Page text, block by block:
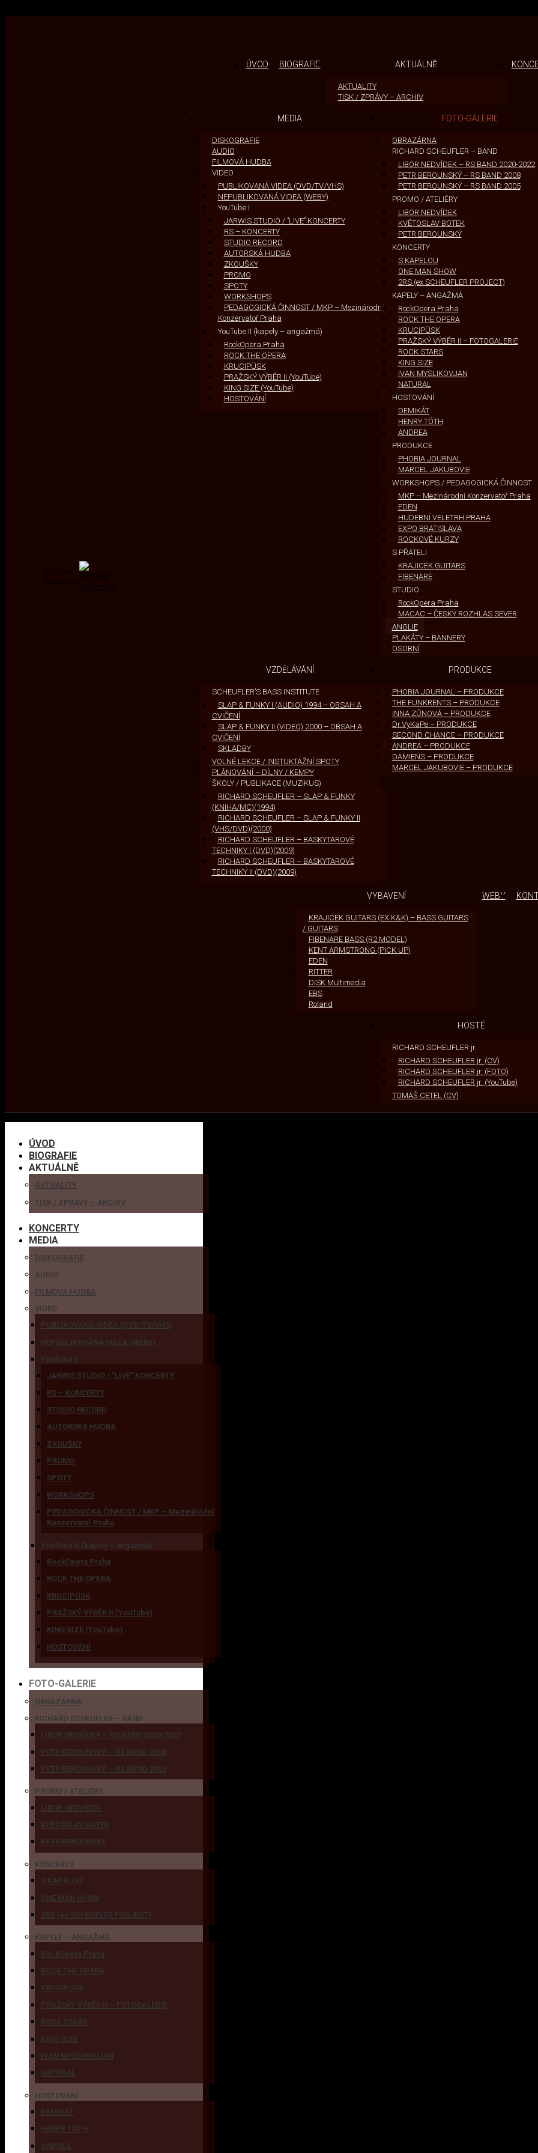
Richard
Scheufler
ÚVOD BIOGRAFIE AKTUÁLNĚ
AKTUALITY
TISK / ZPRÁVY – ARCHIV
MEDIA
DISKOGRAFIE
AUDIO
FILMOVÁ HUDBA
VIDEO
PUBLIKOVANÁ VIDEA (DVD/TV/VHS)
NEPUBLIKOVANÁ VIDEA (WEBY)
YouTube I
JARWIS STUDIO / ’’LIVE’’ KONCERTY
RS – KONCERTY
STUDIO RECORD
AUTORSKÁ HUDBA
ZKOUŠKY
PROMO
SPOTY
WORKSHOPS
PEDAGOGICKÁ ČINNOST / MKP – Mezinárodní
Konzervatoř Praha
YouTube II (kapely – angažmá)
RockOpera Praha
ROCK THE OPERA
KRUCIPÜSK
PRAŽSKÝ VÝBĚR II (YouTube)
KING SIZE (YouTube)
HOSTOVÁNÍ
FOTO-GALERIE
OBRAZÁRNA
RICHARD SCHEUFLER – BAND
LIBOR NEDVÍDEK – RS BAND 2020-2022
PETR BEROUNSKÝ – RS BAND 2008
PETR BEROUNSKÝ – RS BAND 2005
PROMO / ATELIÉRY
LIBOR NEDVÍDEK
KVĚTOSLAV BOTEK
PETR BEROUNSKÝ
KONCERTY
S KAPELOU
ONE MAN SHOW
2RS (ex SCHEUFLER PROJECT)
KAPELY – ANGAŽMÁ
RockOpera Praha
ROCK THE OPERA
KRUCIPÜSK
PRAŽSKÝ VÝBĚR II – FOTOGALERIE
ROCK STARS
KING SIZE
IVAN MYSLIKOVJAN
NATURAL
HOSTOVÁNÍ
DEMIKÁT
HENRY TÓTH
ANDREA
PRODUKCE
PHOBIA JOURNAL
MARCEL JAKUBOVIE
WORKSHOPS / PEDAGOGICKÁ ČINNOST
MKP – Mezinárodní Konzervatoř Praha
EDEN
HUDEBNÍ VELETRH PRAHA
EXPO BRATISLAVA
ROCKOVÉ KURZY
S PŘÁTELI
KRAJICEK GUITARS
FIBENARE
STUDIO
RockOpera Praha
MACAC – ČESKÝ ROZHLAS SEVER
ANGLIE
PLAKÁTY – BANNERY
OSOBNÍ
VZDĚLÁVÁNÍ
SCHEUFLER’S BASS INSTITUTE
SLAP & FUNKY I (AUDIO) 1994 – OBSAH A
CVIČENÍ
SLAP & FUNKY II (VIDEO) 2000 – OBSAH A
CVIČENÍ
SKLADBY
VOLNÉ LEKCE / INSTUKTÁŽNÍ SPOTY
PLÁNOVÁNÍ – DÍLNY / KEMPY
ŠKOLY / PUBLIKACE (MUZIKUS)
RICHARD SCHEUFLER – SLAP & FUNKY
(KNIHA/MC)(1994)
RICHARD SCHEUFLER – SLAP & FUNKY II
(VHS/DVD)(2000)
RICHARD SCHEUFLER – BASKYTAROVÉ
TECHNIKY I (DVD)(2009)
RICHARD SCHEUFLER – BASKYTAROVÉ
TECHNIKY II (DVD)(2009)
PRODUKCE
PHOBIA JOURNAL – PRODUKCE
THE FUNKRENTS – PRODUKCE
INNA ZŮNOVÁ – PRODUKCE
Dr.VyKaPe – PRODUKCE
SECOND CHANCE – PRODUKCE
ANDREA – PRODUKCE
DAMIENS – PRODUKCE
MARCEL JAKUBOVIE – PRODUKCE
VYBAVENÍ
KRAJICEK GUITARS (EX K&K) – BASS GUITARS
/ GUITARS
FIBENARE BASS (R2 MODEL)
KENT ARMSTRONG (PICK UP)
EDEN
RITTER
DISK Multimedia
EBS
Roland
WEBY
HOSTÉ
RICHARD SCHEUFLER jr.
RICHARD SCHEUFLER jr. (CV)
RICHARD SCHEUFLER jr. (FOTO)
RICHARD SCHEUFLER jr. (YouTube)
TOMÁŠ CETEL (CV)
ÚVOD
BIOGRAFIE
AKTUÁLNĚ
AKTUALITY
TISK / ZPRÁVY – ARCHIV
KONCERTY
MEDIA
DISKOGRAFIE
AUDIO
FILMOVÁ HUDBA
VIDEO
PUBLIKOVANÁ VIDEA (DVD/TV/VHS)
NEPUBLIKOVANÁ VIDEA (WEBY)
YouTube I
JARWIS STUDIO / ’’LIVE’’ KONCERTY
RS – KONCERTY
STUDIO RECORD
AUTORSKÁ HUDBA
ZKOUŠKY
PROMO
SPOTY
WORKSHOPS
PEDAGOGICKÁ ČINNOST / MKP – Mezinárodní
Konzervatoř Praha
YouTube II (kapely – angažmá)
RockOpera Praha
ROCK THE OPERA
KRUCIPÜSK
PRAŽSKÝ VÝBĚR II (YouTube)
KING SIZE (YouTube)
HOSTOVÁNÍ
FOTO-GALERIE
OBRAZÁRNA
RICHARD SCHEUFLER – BAND
LIBOR NEDVÍDEK – RS BAND 2020-2022
PETR BEROUNSKÝ – RS BAND 2008
PETR BEROUNSKÝ – RS BAND 2005
PROMO / ATELIÉRY
LIBOR NEDVÍDEK
KVĚTOSLAV BOTEK
PETR BEROUNSKÝ
KONCERTY
S KAPELOU
ONE MAN SHOW
2RS (ex SCHEUFLER PROJECT)
KAPELY – ANGAŽMÁ
RockOpera Praha
ROCK THE OPERA
KRUCIPÜSK
PRAŽSKÝ VÝBĚR II – FOTOGALERIE
ROCK STARS
KING SIZE
IVAN MYSLIKOVJAN
NATURAL
HOSTOVÁNÍ
DEMIKÁT
HENRY TÓTH
ANDREA